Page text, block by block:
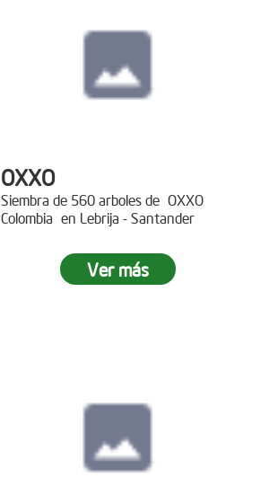
Descripción
DINISSANpor plantar 400
OXXO
Siembra de 560 arboles de OXXO
Colombia en Lebrija - Santander
Ver más